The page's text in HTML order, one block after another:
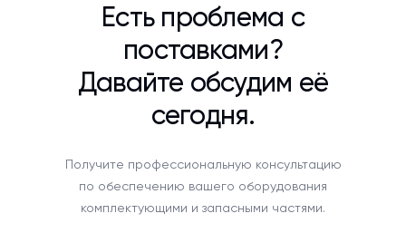
Есть проблема с
поставками?
Давайте обсудим её
сегодня.
Получите профессиональную консультацию
по обеспечению вашего оборудования
комплектующими и запасными частями.